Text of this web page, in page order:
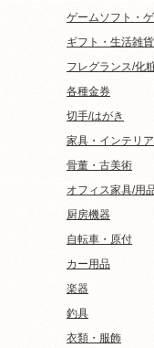
ゲームソフト・
ギフト・生活雑貨
フレグランス/化
各種金券
切手/はがき
家具・インテリア
骨董・古美術
オフィス家具/用
厨房機器
自転車・原付
カー用品
楽器
釣具
衣類・服飾